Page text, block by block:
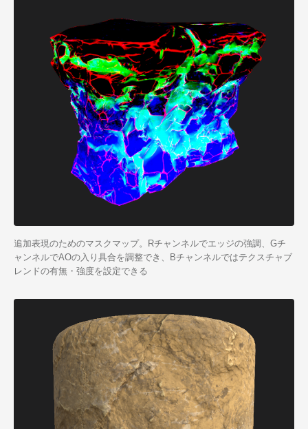
追加表現のためのマスクマップ。Rチャンネルでエッジの強調、Gチ
ャンネルでAOの入り具合を調整でき、Bチャンネルではテクスチャブ
レンドの有無・強度を設定できる